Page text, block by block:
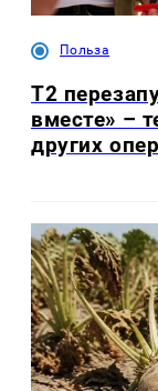
Польза
Т2
вместе» –
других